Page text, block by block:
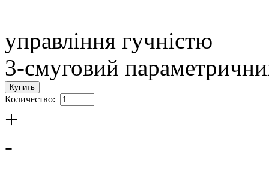
управління гучністю
3-смуговий
Количество:
+
-